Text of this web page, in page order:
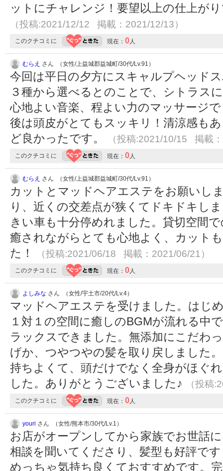
ットにチャレンジ！要望以上の仕上が
（投稿:2021/12/12 掲載：2021/12/13）
このクチコミに 現在： 0人
むらえ さん （女性/上益城郡益城町/30代/Lv.91）
今回は平日の夕方にスキャルプヘッド
３種から選べるとのことで、シトラス
心地よい音楽、程よい力のマッサージ
後は頭皮がとてもスッキリ！清涼感も
ど良かったです。
（投稿:2021/10/15 掲載
このクチコミに 現在： 0人
むらえ さん （女性/上益城郡益城町/30代/Lv.91）
カットとマッドヘアエステをお願いし
り、近くの交差点が狭くてドキドキし
きい車も十分停めれました。貸切空間
癒されながらとても心地よく、カット
た！
（投稿:2021/06/18 掲載：2021/06/21）
このクチコミに 現在： 0人
よしみな さん （女性/宇土市/20代/Lv.4）
マッドヘアエステを受けました。はじ
１対１の空間に癒しのBGMが流れる中
ラックスできました。無添加にこだわ
げか、つやつやの髪を取り戻しました
持ちよくて、頭だけでなく全身がほぐ
した。ありがとうございました♪
（投稿
このクチコミに 現在： 0人
youri さん （女性/熊本市/30代/Lv.1）
お店がオープンしてから家族でお世話
相談を聞いてくださり、髪型も好評で
めっちゃ気持ち良くておすすめです。